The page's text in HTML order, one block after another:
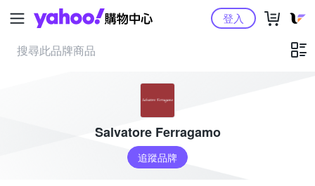
Yahoo購物中心登入
Salvatore Ferragamo
追蹤品牌